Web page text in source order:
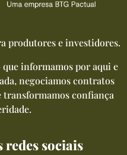
produtores e investidores.
informamos por aqui e
negociamos contratos
transformamos confiança
redes sociais